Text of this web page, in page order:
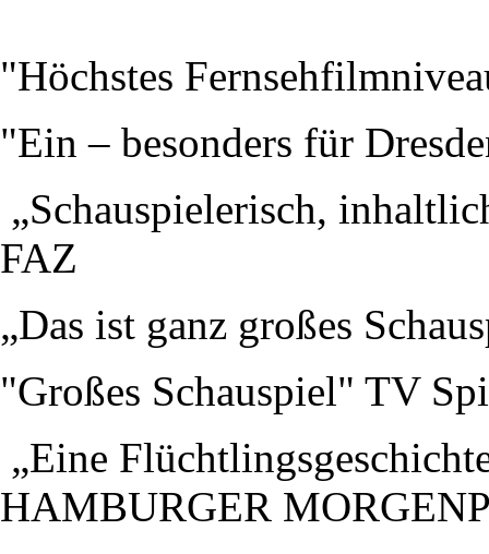
"Höchstes
"Ein – besonders für
„Schauspielerisch,
FAZ
„Das ist ganz großes
"Großes Schauspiel" TV
„Eine
HAMBURGER